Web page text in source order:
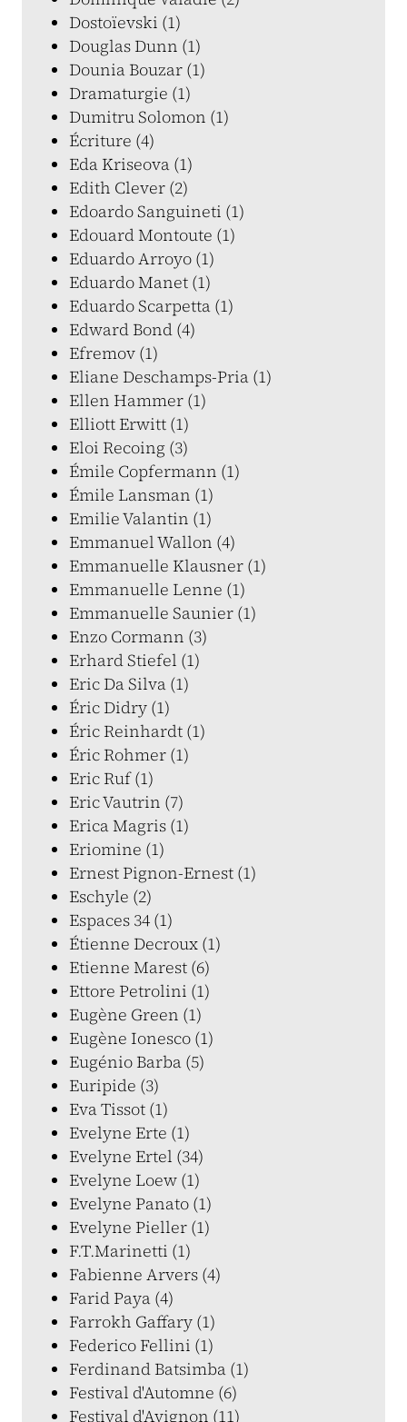
Dostoïevski (1)
Douglas Dunn (1)
Dounia Bouzar (1)
Dramaturgie (1)
Dumitru Solomon (1)
Écriture (4)
Eda Kriseova (1)
Edith Clever (2)
Edoardo Sanguineti (1)
Edouard Montoute (1)
Eduardo Arroyo (1)
Eduardo Manet (1)
Eduardo Scarpetta (1)
Edward Bond (4)
Efremov (1)
Eliane Deschamps-Pria (1)
Ellen Hammer (1)
Elliott Erwitt (1)
Eloi Recoing (3)
Émile Copfermann (1)
Émile Lansman (1)
Emilie Valantin (1)
Emmanuel Wallon (4)
Emmanuelle Klausner (1)
Emmanuelle Lenne (1)
Emmanuelle Saunier (1)
Enzo Cormann (3)
Erhard Stiefel (1)
Eric Da Silva (1)
Éric Didry (1)
Éric Reinhardt (1)
Éric Rohmer (1)
Eric Ruf (1)
Eric Vautrin (7)
Erica Magris (1)
Eriomine (1)
Ernest Pignon-Ernest (1)
Eschyle (2)
Espaces 34 (1)
Étienne Decroux (1)
Etienne Marest (6)
Ettore Petrolini (1)
Eugène Green (1)
Eugène Ionesco (1)
Eugénio Barba (5)
Euripide (3)
Eva Tissot (1)
Evelyne Erte (1)
Evelyne Ertel (34)
Evelyne Loew (1)
Evelyne Panato (1)
Evelyne Pieller (1)
F.T.Marinetti (1)
Fabienne Arvers (4)
Farid Paya (4)
Farrokh Gaffary (1)
Federico Fellini (1)
Ferdinand Batsimba (1)
Festival d'Automne (6)
Festival d'Avignon (11)